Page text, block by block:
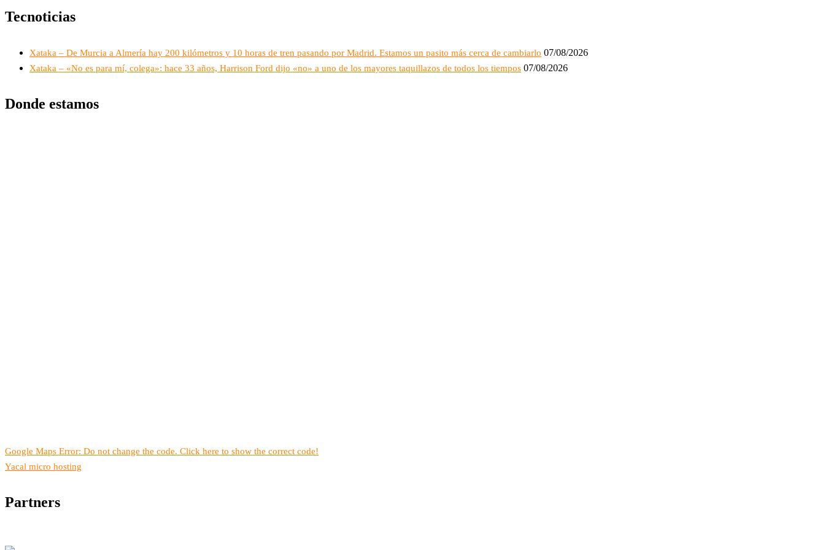
Tecnoticias
Xataka – De Murcia a Almería hay 200 kilómetros y 10 horas de tren pasando por Madrid. Estamos un pasito más cerca de cambiarlo 07/08/2026
Xataka – «No es para mí, colega»: hace 33 años, Harrison Ford dijo «no» a uno de los mayores taquillazos de todos los tiempos 07/08/2026
Donde estamos
Google Maps Error: Do not change the code. Click here to show the correct code!
Yacal micro hosting
Partners